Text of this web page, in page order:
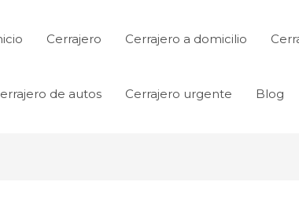
Cerrajero Cerrajero a domicilio
de autos Cerrajero urgente Blog